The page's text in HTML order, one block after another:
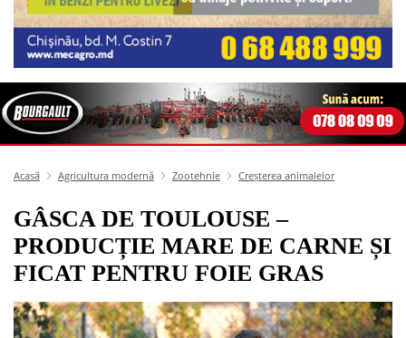
Acasă Agricultura modernă Zootehnie Creșterea animalelor
GÂSCA DE TOULOUSE –
PRODUCȚIE MARE DE CARNE ȘI
FICAT PENTRU FOIE GRAS